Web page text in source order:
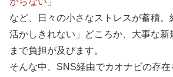
など、日々の小さなストレスが蓄積。
活かしきれない」どころか、大事な新
まで負担が及びます。
そんな中、SNS経由でカオナビの存